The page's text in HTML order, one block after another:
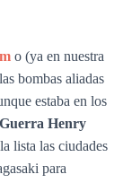
o (ya en nuestra
bombas aliadas
estaba en los
Henry
lista las ciudades
para